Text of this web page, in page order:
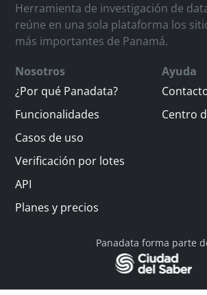
Herramienta de investigación de
reúne en una sola plataforma los
más importantes de Panamá.
Nosotros
¿Por qué Panadata?
Funcionalidades
Casos de uso
Verificación por lotes
API
Planes y precios
Ayuda
Centro
Panadata forma parte